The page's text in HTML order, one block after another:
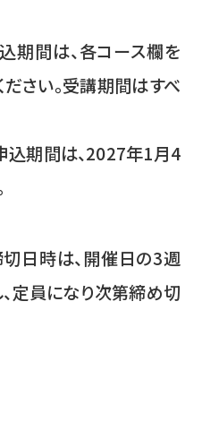
期間は、各コース欄を
ださい。受講期間はすべ
す。
期間は、2027年1月4
日時は、開催日の3週
定員になり次第締め切